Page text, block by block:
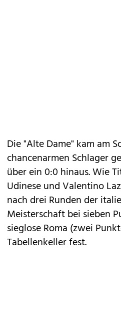
Die "Alte Dame" kam am
chancenarmen Schlager
über ein 0:0 hinaus. Wie
Udinese und Valentino
nach drei Runden der
Meisterschaft bei sieben
sieglose Roma (zwei
Tabellenkeller fest.